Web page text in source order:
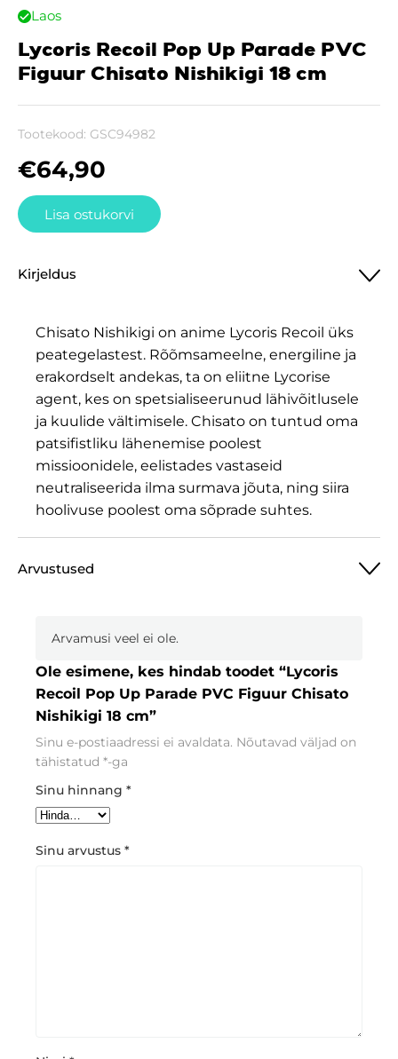
Laos
Lycoris Recoil Pop Up Parade PVC
Figuur Chisato Nishikigi 18 cm
Tootekood: GSC94982
€64,90
Lisa ostukorvi
Kirjeldus
Chisato Nishikigi on anime Lycoris Recoil üks
peategelastest. Rõõmsameelne, energiline ja
erakordselt andekas, ta on eliitne Lycorise
agent, kes on spetsialiseerunud lähivõitlusele
ja kuulide vältimisele. Chisato on tuntud oma
patsifistliku lähenemise poolest
missioonidele, eelistades vastaseid
neutraliseerida ilma surmava jõuta, ning siira
hoolivuse poolest oma sõprade suhtes.
Arvustused
Arvamusi veel ei ole.
Ole esimene, kes hindab toodet “Lycoris
Recoil Pop Up Parade PVC Figuur Chisato
Nishikigi 18 cm”
Sinu e-postiaadressi ei avaldata. Nõutavad väljad on
tähistatud *-ga
Sinu hinnang *
Sinu arvustus *